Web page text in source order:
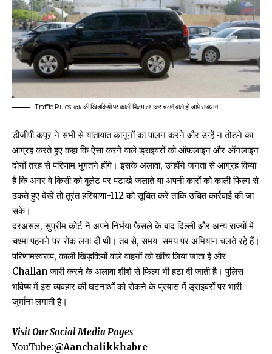
Traffic Rules: कार की खिड़कियों पर काली फिल्म लगाकर चलने वाले हो जाये सावधान
डीजीपी कपूर ने सभी से यातायात कानूनों का पालन करने और उन्हें न तोड़ने का
आग्रह करते हुए कहा कि ऐसा करने वाले ड्राइवरों को ऑफ़लाइन और ऑनलाइन
दोनों तरह से परिणाम भुगतने होंगे। इसके अलावा, उन्होंने जनता से आग्रह किया
है कि अगर वे किसी को बुलेट पर पटाखे जलाते या अपनी कारों को काली फिल्म से
ढकते हुए देखें तो तुरंत हरियाणा-112 को सूचित करें ताकि उचित कार्रवाई की जा
सके।
दरअसल, सुप्रीम कोर्ट ने अपने निर्भया फैसले के बाद दिल्ली और अन्य राज्यों में
चश्मा पहनने पर रोक लगा दी थी। तब से, समय-समय पर अभियान चलते रहे हैं।
परिणामस्वरूप, काली खिड़कियों वाले वाहनों को खींच लिया जाता है और
Challan जारी करने के अलावा शीशे से फिल्म भी हटा दी जाती है। पुलिस
भविष्य में इस व्यवहार की घटनाओं को रोकने के प्रयास में ड्राइवरों पर भारी
जुर्माना लगाती है।
Visit Our Social Media Pages
YouTube:@Aanchalikkhabre